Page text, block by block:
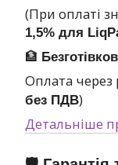
(При оплаті
1,5% для
🏦
Оплата через
без ПДВ)
Детальніше